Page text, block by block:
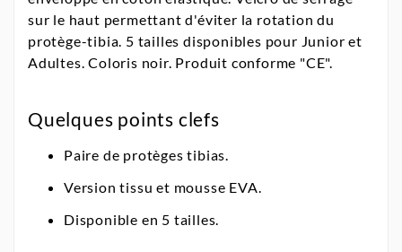
sur le haut permettant d'éviter la rotation du
protège-tibia. 5 tailles disponibles pour Junior et
Adultes. Coloris noir. Produit conforme "CE".
Quelques points clefs
Paire de protèges tibias.
Version tissu et mousse EVA.
Disponible en 5 tailles.